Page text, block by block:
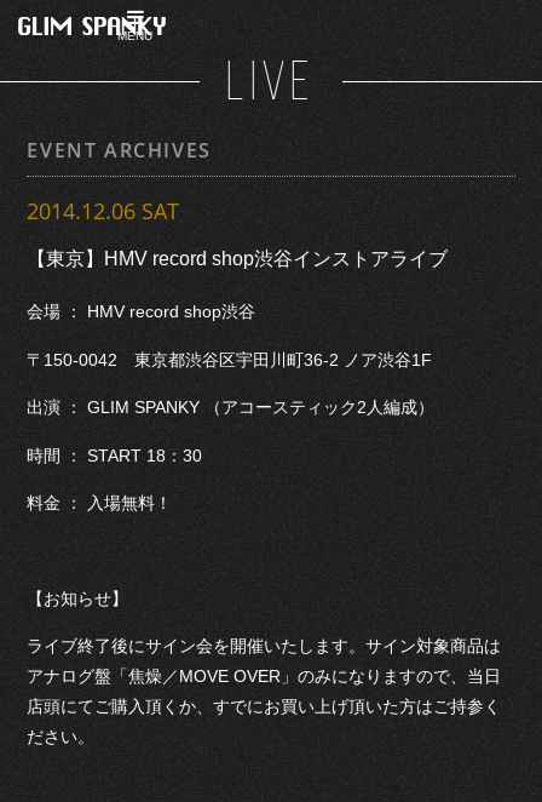
MENU
LIVE
EVENT ARCHIVES
2014.12.06 SAT
【東京】HMV record shop渋谷インストアライブ
会場 ： HMV record shop渋谷
〒150-0042 東京都渋谷区宇田川町36-2 ノア渋谷1F
出演 ： GLIM SPANKY （アコースティック2人編成）
時間 ： START 18：30
料金 ： 入場無料！
【お知らせ】
ライブ終了後にサイン会を開催いたします。サイン対象商品は
アナログ盤「焦燥／MOVE OVER」のみになりますので、当日
店頭にてご購入頂くか、すでにお買い上げ頂いた方はご持参く
ださい。